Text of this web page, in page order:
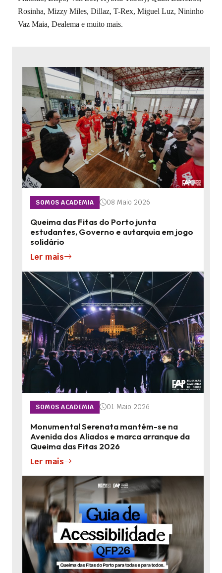
Rosinha, Mizzy Miles, Dillaz, T-Rex, Miguel Luz, Nininho
Vaz Maia, Dealema e muito mais.
SOMOS ACADEMIA 08 Maio 2026
Queima das Fitas do Porto junta
estudantes, Governo e autarquia em jogo
solidário
Ler mais
SOMOS ACADEMIA 01 Maio 2026
Monumental Serenata mantém-se na
Avenida dos Aliados e marca arranque da
Queima das Fitas 2026
Ler mais